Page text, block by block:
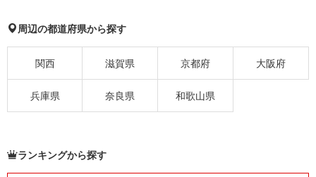
周辺の都道府県から探す
関西 滋賀県 京都府 大阪府
兵庫県 奈良県 和歌山県
ランキングから探す